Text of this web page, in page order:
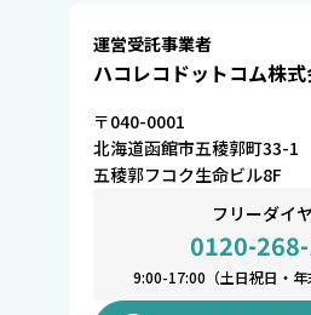
運営受託事業者
ハコレコドットコム株
〒040-0001
北海道函館市五稜郭町33-1
五稜郭フコク生命ビル8F
フリーダイ
0120-
9:00-17:00（土日祝日・年